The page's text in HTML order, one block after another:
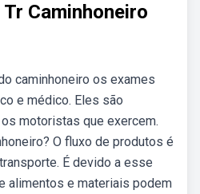
Caminhoneiro
caminhoneiro os exames
e médico. Eles são
motoristas que exercem.
O fluxo de produtos é
É devido a esse
alimentos e materiais podem